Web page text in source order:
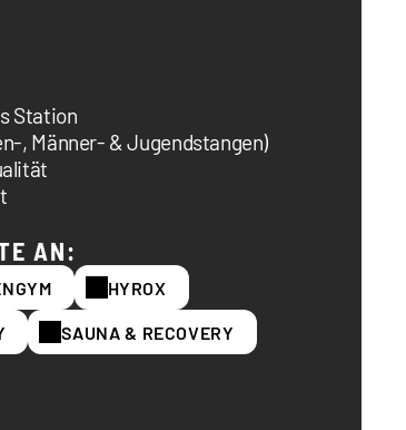
Station
, Männer- & Jugendstangen)
AN:
HYROX
SAUNA & RECOVERY